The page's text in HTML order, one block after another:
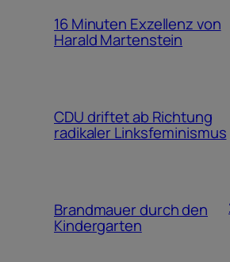
16 Minuten Exzellenz von
Harald Martenstein
CDU driftet ab Richtung
radikaler Linksfeminismus
Brandmauer durch den
Kindergarten